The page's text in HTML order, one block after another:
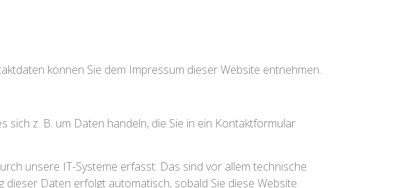
können Sie dem Impressum dieser Website entnehmen.
z. B. um Daten handeln, die Sie in ein Kontaktformular
unsere IT-Systeme erfasst. Das sind vor allem technische
Daten erfolgt automatisch, sobald Sie diese Website